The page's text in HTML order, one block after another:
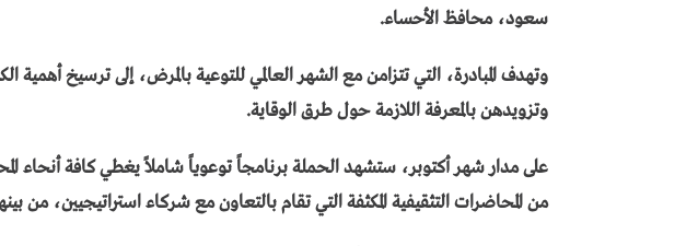
سعود، محافظ الأحساء.
وتهدف المبادرة، التي تتزامن مع الشهر العالمي للتوعية بالمرض، إلى ترسيخ أهمية
وتزويدهن بالمعرفة اللازمة حول طرق الوقاية.
على مدار شهر أكتوبر، ستشهد الحملة برنامجاً توعوياً شاملاً يغطي كافة أنحاء
من المحاضرات التثقيفية المكثفة التي تقام بالتعاون مع شركاء استراتيجيين، من